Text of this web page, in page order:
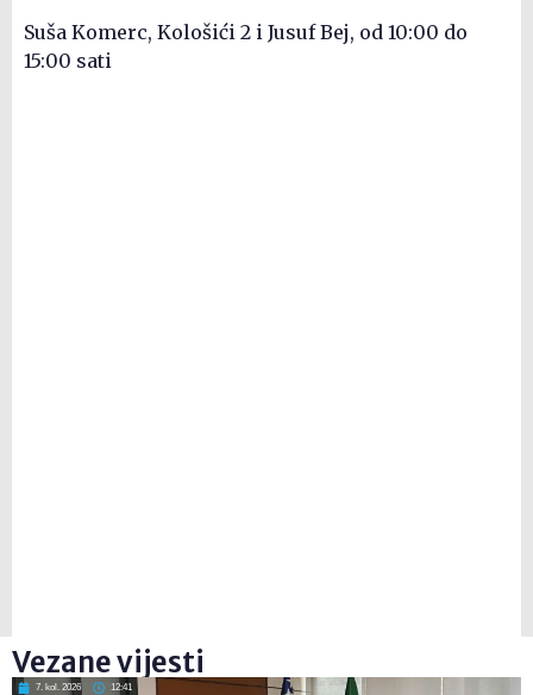
Suša Komerc, Kološići 2 i Jusuf Bej, od 10:00 do
15:00 sati
Vezane vijesti
7. kol. 2026 12:41